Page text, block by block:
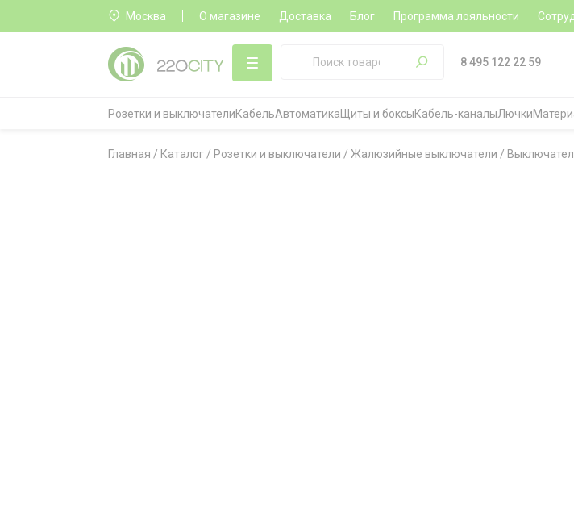
Москва О магазине Доставка Блог Программа лояльности
8 495 122 22 59
Розетки и выключателиКабельАвтоматика Щиты и боксыКабель-каналыЛючки
Главная / Каталог / Розетки и выключатели / Жалюзийные выключатели /